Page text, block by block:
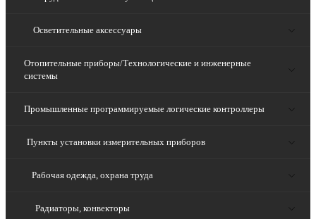
Осветительные аксессуары
Отопительные приборы/Технологические и инженерные
системы
Промышленные программируемые логические контроллеры
Пункты установки измерительных приборов
Рабочая одежда, охрана труда
Радиаторы, конвекторы